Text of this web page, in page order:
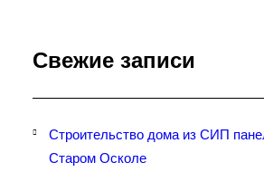
Свежие записи
Строительство дома из СИП
Старом Осколе